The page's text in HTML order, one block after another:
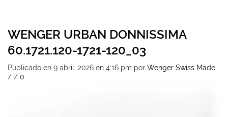
WENGER URBAN DONNISSIMA
60.1721.120-1721-120_03
Publicado en 9 abril, 2026 en 4:16 pm por Wenger Swiss Made
/ / 0